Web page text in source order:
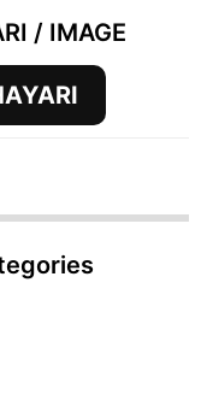
/ IMAGE